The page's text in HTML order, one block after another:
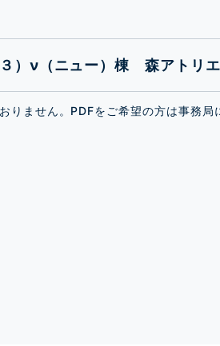
）ν（ニュー）棟 森アトリエ
りません。PDFをご希望の方は事務局